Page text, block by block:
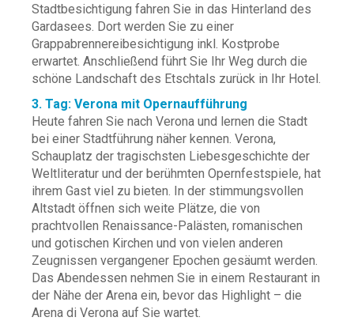
Stadtbesichtigung fahren Sie in das Hinterland des
Gardasees. Dort werden Sie zu einer
Grappabrennereibesichtigung inkl. Kostprobe
erwartet. Anschließend führt Sie Ihr Weg durch die
schöne Landschaft des Etschtals zurück in Ihr Hotel.
3. Tag: Verona mit Opernaufführung
Heute fahren Sie nach Verona und lernen die Stadt
bei einer Stadtführung näher kennen. Verona,
Schauplatz der tragischsten Liebesgeschichte der
Weltliteratur und der berühmten Opernfestspiele, hat
ihrem Gast viel zu bieten. In der stimmungsvollen
Altstadt öffnen sich weite Plätze, die von
prachtvollen Renaissance-Palästen, romanischen
und gotischen Kirchen und von vielen anderen
Zeugnissen vergangener Epochen gesäumt werden.
Das Abendessen nehmen Sie in einem Restaurant in
der Nähe der Arena ein, bevor das Highlight – die
Arena di Verona auf Sie wartet.